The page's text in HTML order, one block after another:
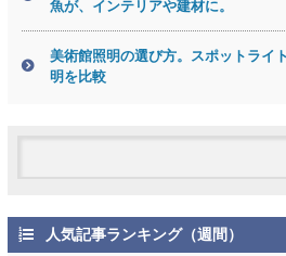
魚が、インテリアや建材に。
美術館照明の選び方。スポットライ
明を比較
人気記事ランキング（週間）